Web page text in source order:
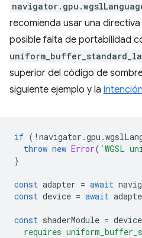
recomienda usar una
posible falta de portabilidad
superior del código de
siguiente ejemplo y la
if ( ! navigator .gpu .
throw new Error( `WGSL
}
const adapter = await
const device = await
const shaderModule = device
requires